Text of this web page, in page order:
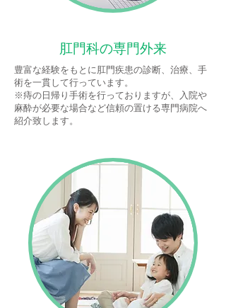
肛門科の専門外来
豊富な経験をもとに肛門疾患の診断、治療、手
術を一貫して行っています。
※痔の日帰り手術を行っておりますが、入院や
麻酔が必要な場合など信頼の置ける専門病院へ
紹介致します。